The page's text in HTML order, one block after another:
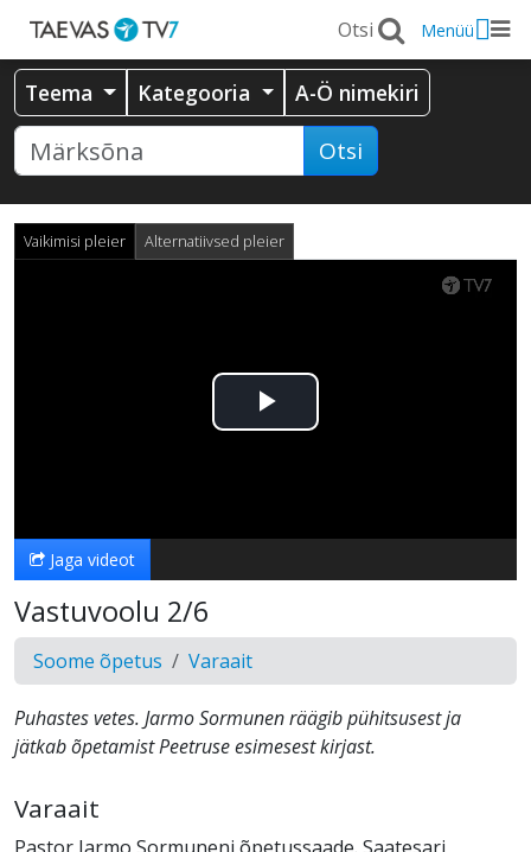
Menüü
Teema Kategooria A-Ö nimekiri
Otsi
Vaikimisi pleier Alternatiivsed pleier
Esita
Jaga videot
Vastuvoolu 2/6
Soome õpetus Varaait
Puhastes vetes. Jarmo Sormunen räägib pühitsusest ja
jätkab õpetamist Peetruse esimesest kirjast.
Varaait
Pastor Jarmo Sormuneni õpetussaade. Saatesari